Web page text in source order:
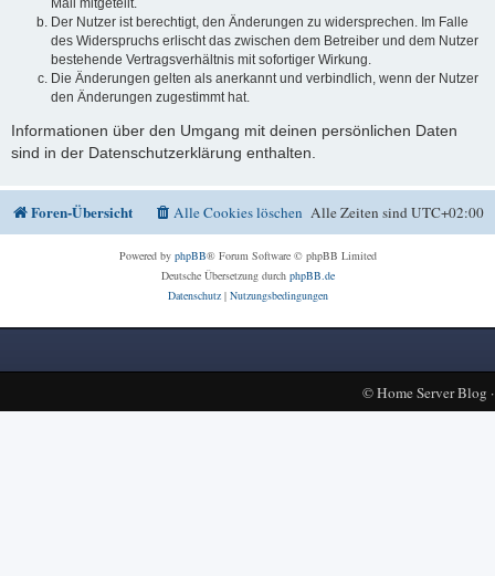
Der Nutzer ist berechtigt, den Änderungen zu widersprechen. Im Falle
des Widerspruchs erlischt das zwischen dem Betreiber und dem Nutzer
bestehende Vertragsverhältnis mit sofortiger Wirkung.
Die Änderungen gelten als anerkannt und verbindlich, wenn der Nutzer
den Änderungen zugestimmt hat.
Informationen über den Umgang mit deinen persönlichen Daten
sind in der Datenschutzerklärung enthalten.
Foren-Übersicht Alle Zeiten sindUTC+02:00
Alle Cookies löschen
Powered by phpBB® Forum Software © phpBB Limited
Deutsche Übersetzung durch phpBB.de
Datenschutz| Nutzungsbedingungen
©Home Server Blog